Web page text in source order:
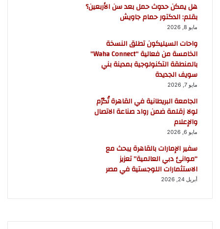
هل يمكن حدوث حمل بعد سن الأربعين؟
بقلم: الدكتور حمام جاويش
مايو 8, 2026
واحات السيليكون تطلق النسخة
الخامسة من فعالية “Waha Connect”
بالمنطقة التكنولوجية بمدينة بني
سويف الجديدة
مايو 7, 2026
الجامعة البريطانية في القاهرة تُكرّم
لولا زقلمة ضمن رواد صناعة الاتصال
والإعلام
مايو 6, 2026
سفير الإمارات بالقاهرة يبحث مع
“موانئ دبي العالمية” تعزيز
الاستثمارات اللوجستية في مصر
أبريل 24, 2026